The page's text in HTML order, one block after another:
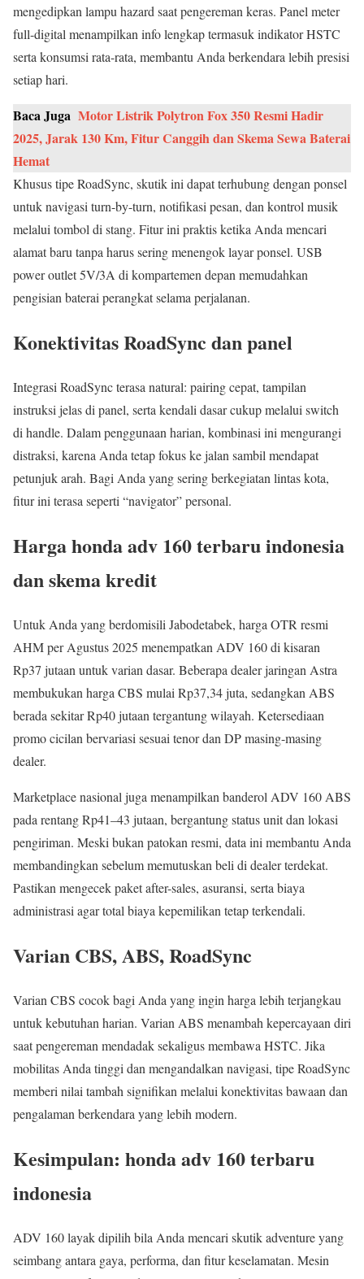
mengedipkan lampu hazard saat pengereman keras. Panel meter
full-digital menampilkan info lengkap termasuk indikator HSTC
serta konsumsi rata-rata, membantu Anda berkendara lebih presisi
setiap hari.
Baca Juga Motor Listrik Polytron Fox 350 Resmi Hadir
2025, Jarak 130 Km, Fitur Canggih dan Skema Sewa Baterai
Hemat
Khusus tipe RoadSync, skutik ini dapat terhubung dengan ponsel
untuk navigasi turn-by-turn, notifikasi pesan, dan kontrol musik
melalui tombol di stang. Fitur ini praktis ketika Anda mencari
alamat baru tanpa harus sering menengok layar ponsel. USB
power outlet 5V/3A di kompartemen depan memudahkan
pengisian baterai perangkat selama perjalanan.
Konektivitas RoadSync dan panel
Integrasi RoadSync terasa natural: pairing cepat, tampilan
instruksi jelas di panel, serta kendali dasar cukup melalui switch
di handle. Dalam penggunaan harian, kombinasi ini mengurangi
distraksi, karena Anda tetap fokus ke jalan sambil mendapat
petunjuk arah. Bagi Anda yang sering berkegiatan lintas kota,
fitur ini terasa seperti “navigator” personal.
Harga honda adv 160 terbaru indonesia
dan skema kredit
Untuk Anda yang berdomisili Jabodetabek, harga OTR resmi
AHM per Agustus 2025 menempatkan ADV 160 di kisaran
Rp37 jutaan untuk varian dasar. Beberapa dealer jaringan Astra
membukukan harga CBS mulai Rp37,34 juta, sedangkan ABS
berada sekitar Rp40 jutaan tergantung wilayah. Ketersediaan
promo cicilan bervariasi sesuai tenor dan DP masing-masing
dealer.
Marketplace nasional juga menampilkan banderol ADV 160 ABS
pada rentang Rp41–43 jutaan, bergantung status unit dan lokasi
pengiriman. Meski bukan patokan resmi, data ini membantu Anda
membandingkan sebelum memutuskan beli di dealer terdekat.
Pastikan mengecek paket after-sales, asuransi, serta biaya
administrasi agar total biaya kepemilikan tetap terkendali.
Varian CBS, ABS, RoadSync
Varian CBS cocok bagi Anda yang ingin harga lebih terjangkau
untuk kebutuhan harian. Varian ABS menambah kepercayaan diri
saat pengereman mendadak sekaligus membawa HSTC. Jika
mobilitas Anda tinggi dan mengandalkan navigasi, tipe RoadSync
memberi nilai tambah signifikan melalui konektivitas bawaan dan
pengalaman berkendara yang lebih modern.
Kesimpulan: honda adv 160 terbaru
indonesia
ADV 160 layak dipilih bila Anda mencari skutik adventure yang
seimbang antara gaya, performa, dan fitur keselamatan. Mesin